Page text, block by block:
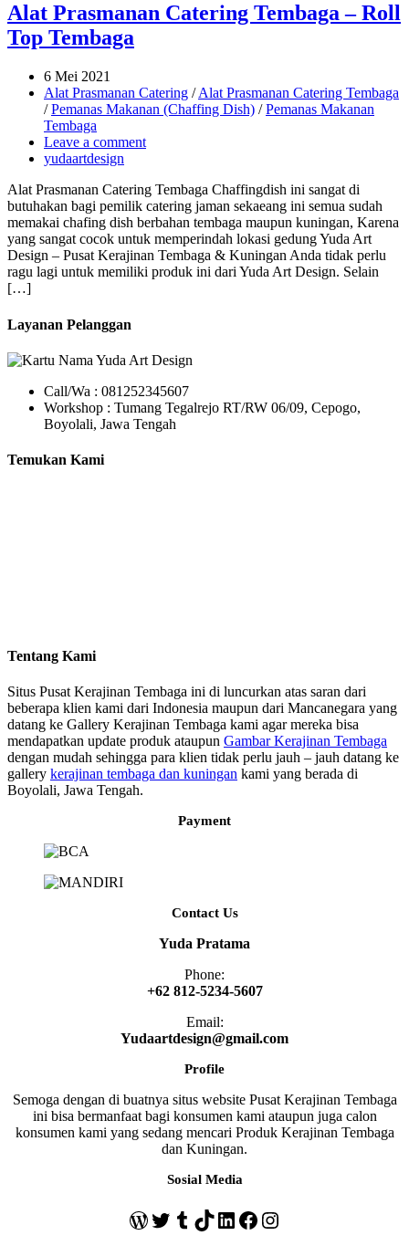
Alat Prasmanan Catering Tembaga – Roll
Top Tembaga
6 Mei 2021
Alat Prasmanan Catering /Alat Prasmanan Catering Tembaga
/Pemanas Makanan (Chaffing Dish) /Pemanas Makanan
Tembaga
Leave a comment
yudaartdesign
Alat Prasmanan Catering Tembaga Chaffingdish ini sangat di
butuhakan bagi pemilik catering jaman sekaeang ini semua sudah
memakai chafing dish berbahan tembaga maupun kuningan, Karena
yang sangat cocok untuk memperindah lokasi gedung Yuda Art
Design – Pusat Kerajinan Tembaga & Kuningan Anda tidak perlu
ragu lagi untuk memiliki produk ini dari Yuda Art Design. Selain
[…]
Layanan Pelanggan
Call/Wa : 081252345607
Workshop : Tumang Tegalrejo RT/RW 06/09, Cepogo,
Boyolali, Jawa Tengah
Temukan Kami
Tentang Kami
Situs Pusat Kerajinan Tembaga ini di luncurkan atas saran dari
beberapa klien kami dari Indonesia maupun dari Mancanegara yang
datang ke Gallery Kerajinan Tembaga kami agar mereka bisa
mendapatkan update produk ataupun Gambar Kerajinan Tembaga
dengan mudah sehingga para klien tidak perlu jauh – jauh datang ke
gallery kerajinan tembaga dan kuningan kami yang berada di
Boyolali, Jawa Tengah.
Payment
Contact Us
Yuda Pratama
Phone:
+62 812-5234-5607
Email:
Yudaartdesign@gmail.com
Profile
Semoga dengan di buatnya situs website Pusat Kerajinan Tembaga
ini bisa bermanfaat bagi konsumen kami ataupun juga calon
konsumen kami yang sedang mencari Produk Kerajinan Tembaga
dan Kuningan.
Sosial Media
WordPress
Twitter
Tumblr
TikTok
LinkedIn
Facebook
Instagram